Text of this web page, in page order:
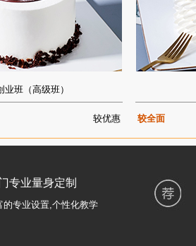
业班（高级班）
较优惠 较全面
专业量身定制
的专业设置,个性化教学